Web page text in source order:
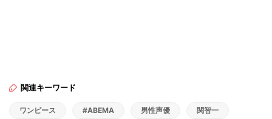
関連キーワード
ワンピース #ABEMA 男性声優 関智一